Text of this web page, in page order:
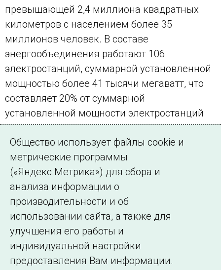
превышающей 2,4 миллиона квадратных
километров с населением более 35
миллионов человек. В составе
энергообъединения работают 106
электростанций, суммарной установленной
мощностью более 41 тысячи мегаватт, что
составляет 20% от суммарной
установленной мощности электростанций
ЕЭС России.
Пресс-служба МРСК Урала
← Все публикации
Подписаться на новости
©2005–2026 АО «СО ЕЭС»
Филиалы и
представительства
Общество использует файлы cookie и
метрические программы
(«Яндекс.Метрика») для сбора и
анализа информации о
производительности и об
использовании сайта, а также для
улучшения его работы и
индивидуальной настройки
предоставления Вам информации.